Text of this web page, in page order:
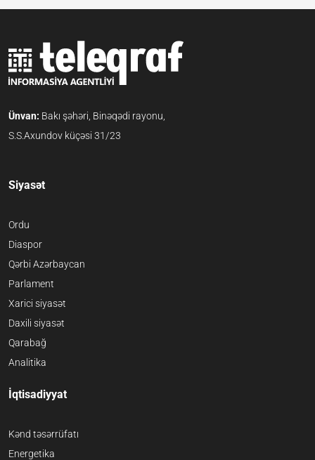
Ünvan: Bakı şəhəri, Binəqədi rayonu,
S.S.Axundov küçəsi 31/23
Siyasət
Ordu
Diaspor
Qərbi Azərbaycan
Parlament
Xarici siyasət
Daxili siyasət
Qarabağ
Analitika
İqtisadiyyat
Kənd təsərrüfatı
Energetika